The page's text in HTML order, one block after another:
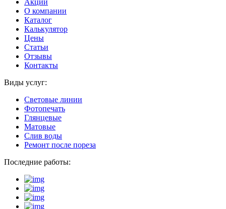
Акции
О компании
Каталог
Калькулятор
Цены
Статьи
Отзывы
Контакты
Виды услуг:
Световые линии
Фотопечать
Глянцевые
Матовые
Слив воды
Ремонт после пореза
Последние работы: